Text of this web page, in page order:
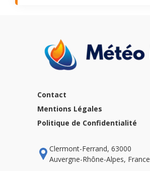
Contact
Mentions Légales
Politique de Confidentialité
Clermont-Ferrand, 63000
Auvergne-Rhône-Alpes, France